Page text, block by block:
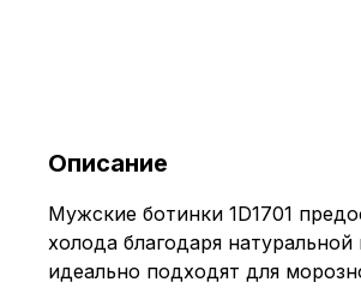
Описание
Мужские ботинки 1D1701
холода благодаря
идеально подходят для